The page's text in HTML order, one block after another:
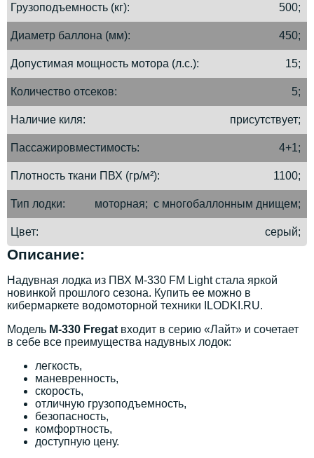
Грузоподъемность (кг) 500;
Диаметр баллона (мм) 450;
Допустимая мощность мотора (л.с.) 15;
Количество отсеков 5;
Наличие киля присутствует;
Пассажировместимость 4+1;
Плотность ткани ПВХ (гр/м²) 1100;
Тип лодки моторная; с многобаллонным днищем;
Цвет серый;
Описание:
Надувная лодка из ПВХ М-330 FM Light стала яркой
новинкой прошлого сезона. Купить ее можно в
кибермаркете водомоторной техники ILODKI.RU.
Модель M-330 Fregat входит в серию «Лайт» и сочетает
в себе все преимущества надувных лодок:
легкость,
маневренность,
скорость,
отличную грузоподъемность,
безопасность,
комфортность,
доступную цену.